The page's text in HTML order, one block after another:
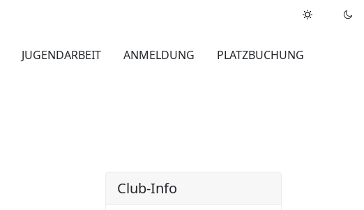
JUGENDARBEIT ANMELDUNG PLATZBUCHUNG
Club-Info